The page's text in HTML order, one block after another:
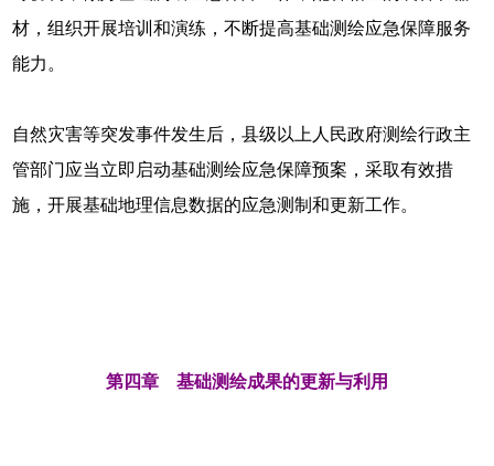
材，组织开展培训和演练，不断提高基础测绘应急保障服务
能力。
自然灾害等突发事件发生后，县级以上人民政府测绘行政主
管部门应当立即启动基础测绘应急保障预案，采取有效措
施，开展基础地理信息数据的应急测制和更新工作。
第四章 基础测绘成果的更新与利用